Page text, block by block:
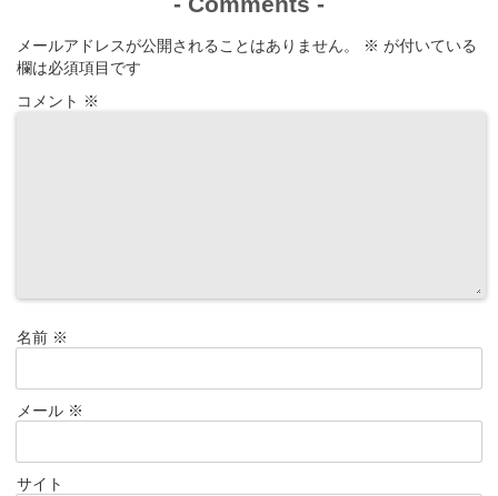
メールアドレスが公開されることはありません。 ※ が付いている
欄は必須項目です
コメント ※
名前 ※
メール ※
サイト